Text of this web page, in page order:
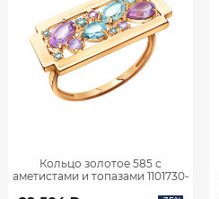
Кольцо золотое 585 с
аметистами и топазами 1101730-